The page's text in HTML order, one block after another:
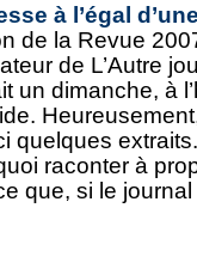
à l’égal
de la Revue
de L’Autre
un dimanche, à
quelques extraits.
raconter à
que, si le